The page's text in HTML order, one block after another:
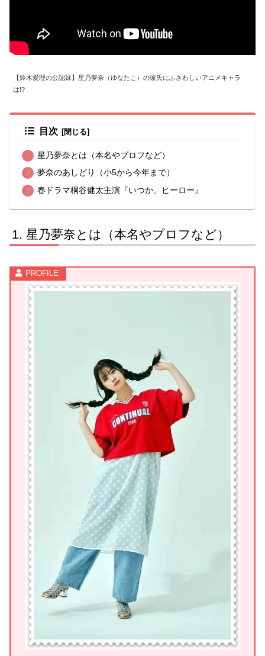
【鈴木愛理の公認妹】星乃夢奈（ゆなたこ）の彼氏にふさわしいアニメキャラ
は!?
目次
星乃夢奈とは（本名やプロフなど）
夢奈のあしどり（小5から今年まで）
春ドラマ桐谷健太主演『いつか、ヒーロー』
星乃夢奈とは（本名やプロフなど）